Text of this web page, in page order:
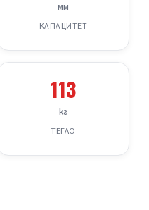
мм
КАПАЦИТЕТ
113
кг
ТЕГЛО